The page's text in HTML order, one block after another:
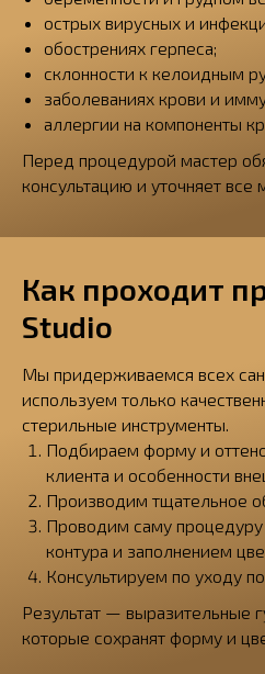
острых вирусных и
обострениях герпеса;
склонности к келоидным
заболеваниях крови и
аллергии на компоненты
Перед процедурой мастер
консультацию и уточняет
Как проходит
Studio
Мы придерживаемся всех
используем только
стерильные инструменты.
Подбираем форму и
клиента и особенности
Производим тщательное
Проводим саму процедуру
контура и заполнением
Консультируем по уходу
Результат — выразительные
которые сохранят форму и